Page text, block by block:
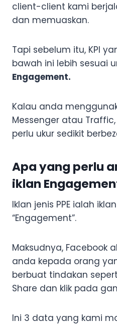
client-client kami
dan memuaskan.
Tapi sebelum itu, KPI
bawah ini lebih sesuai
Engagement.
Kalau anda
Messenger atau
perlu ukur sedikit
Apa yang perlu
iklan
Iklan jenis PPE ialah
“Engagement”.
Maksudnya, Facebook
anda kepada orang
berbuat tindakan
Share dan klik pada
Ini 3 data yang kami